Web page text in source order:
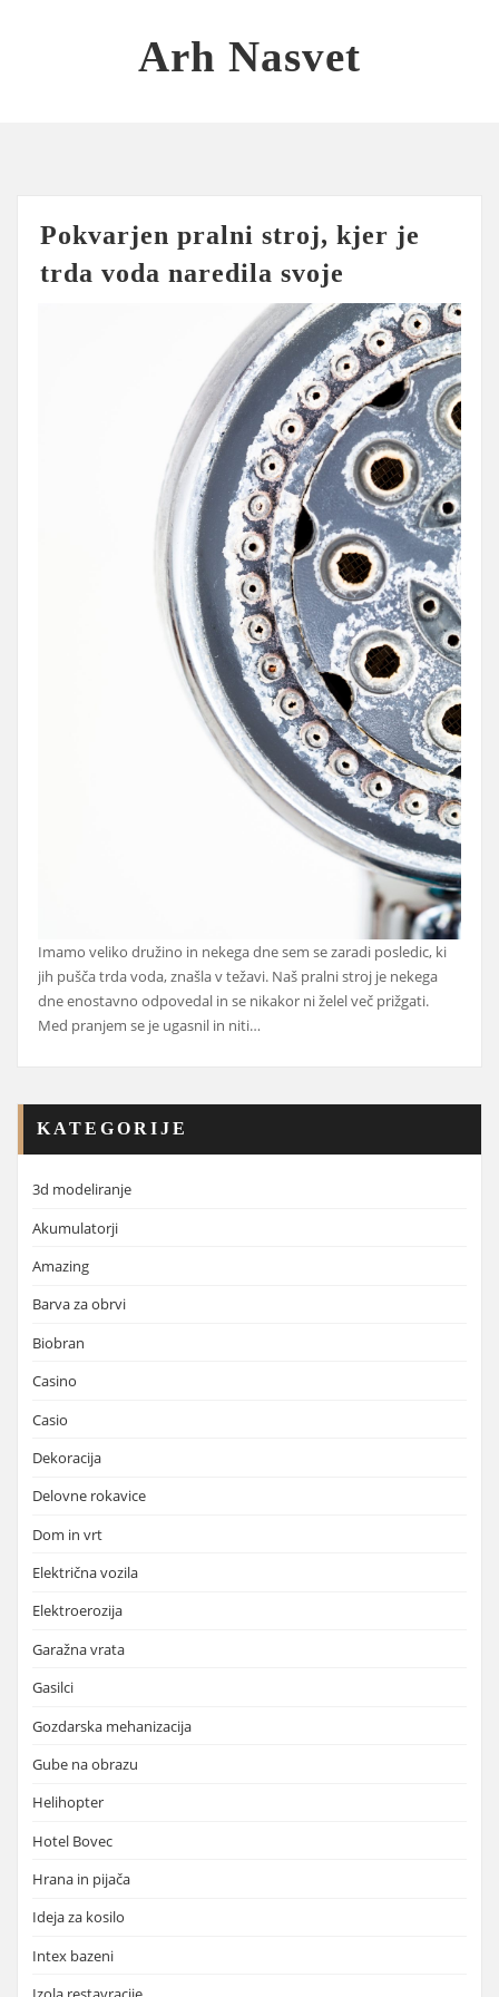
Arh Nasvet
Pokvarjen pralni stroj, kjer je
trda voda naredila svoje
Imamo veliko družino in nekega dne sem se zaradi posledic, ki
jih pušča trda voda, znašla v težavi. Naš pralni stroj je nekega
dne enostavno odpovedal in se nikakor ni želel več prižgati.
Med pranjem se je ugasnil in niti…
KATEGORIJE
3d modeliranje
Akumulatorji
Amazing
Barva za obrvi
Biobran
Casino
Casio
Dekoracija
Delovne rokavice
Dom in vrt
Električna vozila
Elektroerozija
Garažna vrata
Gasilci
Gozdarska mehanizacija
Gube na obrazu
Helihopter
Hotel Bovec
Hrana in pijača
Ideja za kosilo
Intex bazeni